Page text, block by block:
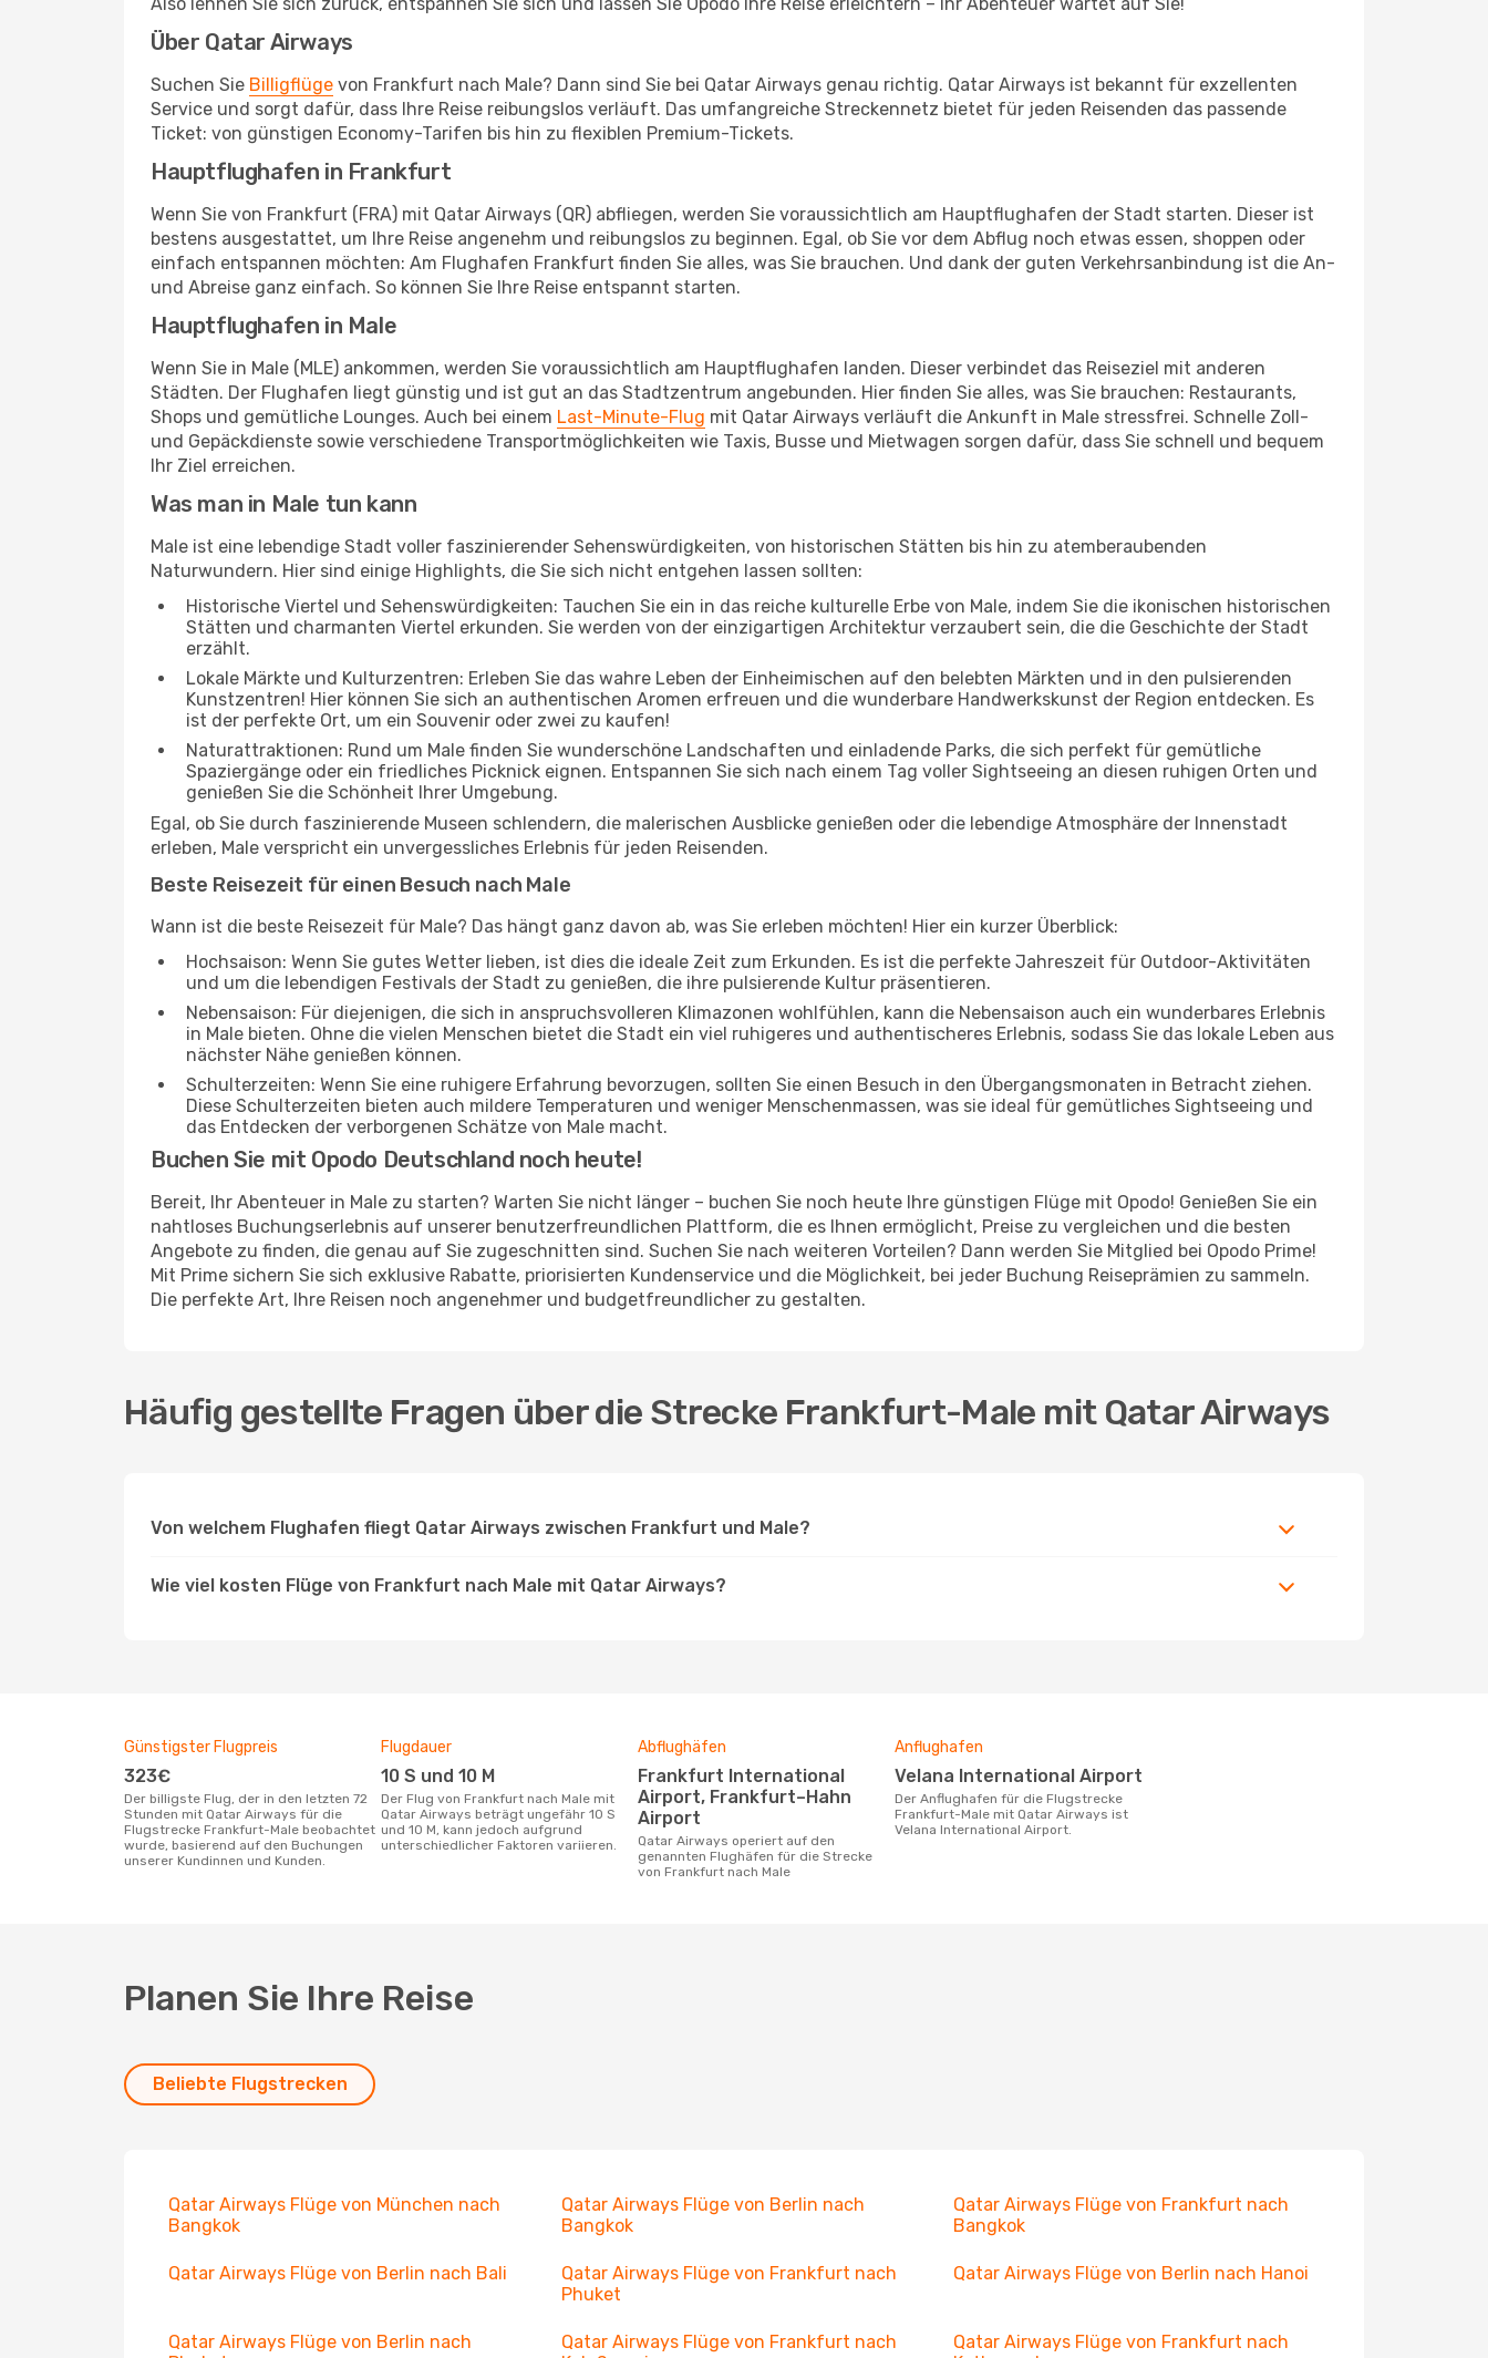
Über Qatar Airways
Suchen Sie Billigflüge von Frankfurt nach Male? Dann sind Sie bei Qatar Airways genau richtig. Qatar Airways ist bekannt für exzellenten
Service und sorgt dafür, dass Ihre Reise reibungslos verläuft. Das umfangreiche Streckennetz bietet für jeden Reisenden das passende
Ticket: von günstigen Economy-Tarifen bis hin zu flexiblen Premium-Tickets.
Hauptflughafen in Frankfurt
Wenn Sie von Frankfurt (FRA) mit Qatar Airways (QR) abfliegen, werden Sie voraussichtlich am Hauptflughafen der Stadt starten. Dieser ist
bestens ausgestattet, um Ihre Reise angenehm und reibungslos zu beginnen. Egal, ob Sie vor dem Abflug noch etwas essen, shoppen oder
einfach entspannen möchten: Am Flughafen Frankfurt finden Sie alles, was Sie brauchen. Und dank der guten Verkehrsanbindung ist die An-
und Abreise ganz einfach. So können Sie Ihre Reise entspannt starten.
Hauptflughafen in Male
Wenn Sie in Male (MLE) ankommen, werden Sie voraussichtlich am Hauptflughafen landen. Dieser verbindet das Reiseziel mit anderen
Städten. Der Flughafen liegt günstig und ist gut an das Stadtzentrum angebunden. Hier finden Sie alles, was Sie brauchen: Restaurants,
Shops und gemütliche Lounges. Auch bei einem Last-Minute-Flug mit Qatar Airways verläuft die Ankunft in Male stressfrei. Schnelle Zoll-
und Gepäckdienste sowie verschiedene Transportmöglichkeiten wie Taxis, Busse und Mietwagen sorgen dafür, dass Sie schnell und bequem
Ihr Ziel erreichen.
Was man in Male tun kann
Male ist eine lebendige Stadt voller faszinierender Sehenswürdigkeiten, von historischen Stätten bis hin zu atemberaubenden
Naturwundern. Hier sind einige Highlights, die Sie sich nicht entgehen lassen sollten:
Historische Viertel und Sehenswürdigkeiten: Tauchen Sie ein in das reiche kulturelle Erbe von Male, indem Sie die ikonischen historischen
Stätten und charmanten Viertel erkunden. Sie werden von der einzigartigen Architektur verzaubert sein, die die Geschichte der Stadt
erzählt.
Lokale Märkte und Kulturzentren: Erleben Sie das wahre Leben der Einheimischen auf den belebten Märkten und in den pulsierenden
Kunstzentren! Hier können Sie sich an authentischen Aromen erfreuen und die wunderbare Handwerkskunst der Region entdecken. Es
ist der perfekte Ort, um ein Souvenir oder zwei zu kaufen!
Naturattraktionen: Rund um Male finden Sie wunderschöne Landschaften und einladende Parks, die sich perfekt für gemütliche
Spaziergänge oder ein friedliches Picknick eignen. Entspannen Sie sich nach einem Tag voller Sightseeing an diesen ruhigen Orten und
genießen Sie die Schönheit Ihrer Umgebung.
Egal, ob Sie durch faszinierende Museen schlendern, die malerischen Ausblicke genießen oder die lebendige Atmosphäre der Innenstadt
erleben, Male verspricht ein unvergessliches Erlebnis für jeden Reisenden.
Beste Reisezeit für einen Besuch nach Male
Wann ist die beste Reisezeit für Male? Das hängt ganz davon ab, was Sie erleben möchten! Hier ein kurzer Überblick:
Hochsaison: Wenn Sie gutes Wetter lieben, ist dies die ideale Zeit zum Erkunden. Es ist die perfekte Jahreszeit für Outdoor-Aktivitäten
und um die lebendigen Festivals der Stadt zu genießen, die ihre pulsierende Kultur präsentieren.
Nebensaison: Für diejenigen, die sich in anspruchsvolleren Klimazonen wohlfühlen, kann die Nebensaison auch ein wunderbares Erlebnis
in Male bieten. Ohne die vielen Menschen bietet die Stadt ein viel ruhigeres und authentischeres Erlebnis, sodass Sie das lokale Leben aus
nächster Nähe genießen können.
Schulterzeiten: Wenn Sie eine ruhigere Erfahrung bevorzugen, sollten Sie einen Besuch in den Übergangsmonaten in Betracht ziehen.
Diese Schulterzeiten bieten auch mildere Temperaturen und weniger Menschenmassen, was sie ideal für gemütliches Sightseeing und
das Entdecken der verborgenen Schätze von Male macht.
Buchen Sie mit Opodo Deutschland noch heute!
Bereit, Ihr Abenteuer in Male zu starten? Warten Sie nicht länger – buchen Sie noch heute Ihre günstigen Flüge mit Opodo! Genießen Sie ein
nahtloses Buchungserlebnis auf unserer benutzerfreundlichen Plattform, die es Ihnen ermöglicht, Preise zu vergleichen und die besten
Angebote zu finden, die genau auf Sie zugeschnitten sind. Suchen Sie nach weiteren Vorteilen? Dann werden Sie Mitglied bei Opodo Prime!
Mit Prime sichern Sie sich exklusive Rabatte, priorisierten Kundenservice und die Möglichkeit, bei jeder Buchung Reiseprämien zu sammeln.
Die perfekte Art, Ihre Reisen noch angenehmer und budgetfreundlicher zu gestalten.
Häufig gestellte Fragen über die Strecke Frankfurt-Male mit Qatar Airways
Von welchem Flughafen fliegt Qatar Airways zwischen Frankfurt und Male?
Wie viel kosten Flüge von Frankfurt nach Male mit Qatar Airways?
Günstigster Flugpreis
323€
Der billigste Flug, der in den letzten 72
Stunden mit Qatar Airways für die
Flugstrecke Frankfurt-Male beobachtet
wurde, basierend auf den Buchungen
unserer Kundinnen und Kunden.
Flugdauer
10 S und 10 M
Der Flug von Frankfurt nach Male mit
Qatar Airways beträgt ungefähr 10 S
und 10 M, kann jedoch aufgrund
unterschiedlicher Faktoren variieren.
Abflughäfen
Frankfurt International
Airport, Frankfurt–Hahn
Airport
Qatar Airways operiert auf den
genannten Flughäfen für die Strecke
von Frankfurt nach Male
Anflughafen
Velana International Airport
Der Anflughafen für die Flugstrecke
Frankfurt-Male mit Qatar Airways ist
Velana International Airport.
Planen Sie Ihre Reise
Beliebte Flugstrecken
Qatar Airways Flüge von München nach
Bangkok
Qatar Airways Flüge von Berlin nach
Bangkok
Qatar Airways Flüge von Frankfurt nach
Bangkok
Qatar Airways Flüge von Berlin nach Bali
Qatar Airways Flüge von Frankfurt nach
Phuket
Qatar Airways Flüge von Berlin nach Hanoi
Qatar Airways Flüge von Berlin nach
Qatar Airways Flüge von Frankfurt nach
Qatar Airways Flüge von Frankfurt nach